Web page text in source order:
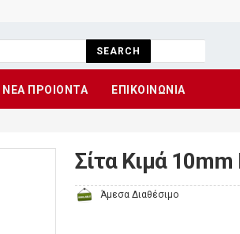
SEARCH
ΝΕΑ ΠΡΟΙΟΝΤΑ ΕΠΙΚΟΙΝΩΝΙΑ
Σίτα Kιμά 10mm
Άμεσα Διαθέσιμο